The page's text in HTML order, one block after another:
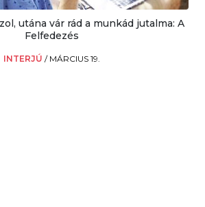
utána vár rád a munkád jutalma: A
Felfedezés
INTERJÚ / MÁRCIUS 19.